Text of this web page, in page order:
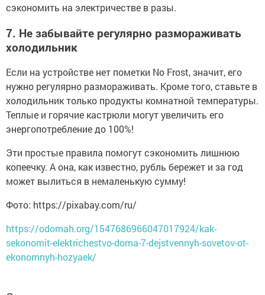
сэкономить на электричестве в разы.
7. Не забывайте регулярно размораживать
холодильник
Если на устройстве нет пометки No Frost, значит, его
нужно регулярно размораживать. Кроме того, ставьте в
холодильник только продукты комнатной температуры.
Теплые и горячие кастрюли могут увеличить его
энергопотребление до 100%!
Эти простые правила помогут сэкономить лишнюю
копеечку. А она, как известно, рубль бережет и за год
может вылиться в немаленькую сумму!
Фото: https://pixabay.com/ru/
https://odomah.org/1547686966047017924/kak-
sekonomit-elektrichestvo-doma-7-dejstvennyh-sovetov-ot-
ekonomnyh-hozyaek/